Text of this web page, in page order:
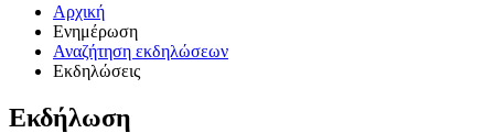
Αρχική
Ενημέρωση
Αναζήτηση εκδηλώσεων
Εκδηλώσεις
Εκδήλωση